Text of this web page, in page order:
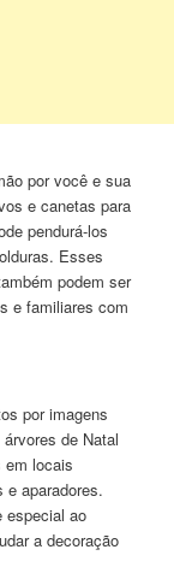
por você e sua
e canetas para
pendurá-los
Esses
podem ser
e familiares com
por imagens
de Natal
em locais
aparadores.
especial ao
a decoração